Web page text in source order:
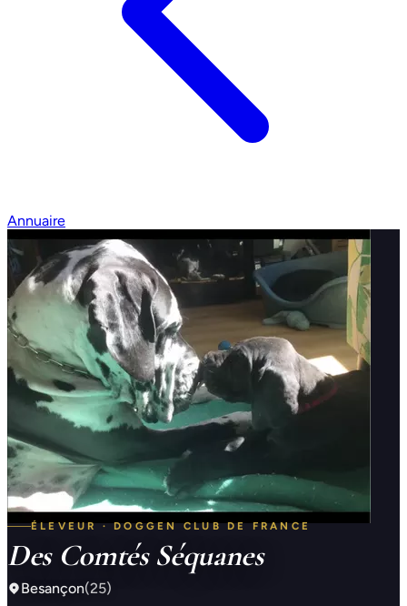
Annuaire
ÉLEVEUR · DOGGEN CLUB DE FRANCE
Des Comtés Séquanes
Besançon(25)